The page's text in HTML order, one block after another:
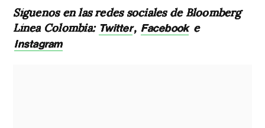
Síguenos en las redes sociales de Bloomberg
Línea Colombia: Twitter, Facebook e
Instagram